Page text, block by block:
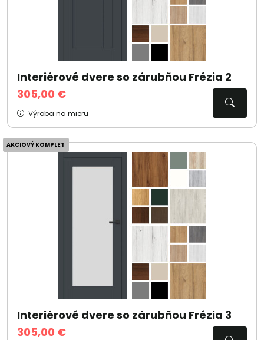
Interiérové dvere so zárubňou Frézia 2
305,00 €
Výroba na mieru
AKCIOVÝ KOMPLET
Interiérové dvere so zárubňou Frézia 3
305,00 €